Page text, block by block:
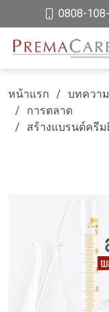
0808-
หน้าแรก
บทควา
การตลาด
สร้างแบรนด์ครีม